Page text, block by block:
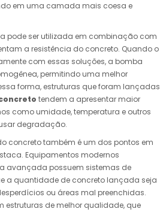
em uma camada mais coesa e
pode ser utilizada em combinação com
a resistência do concreto. Quando o
com essas soluções, a bomba
permitindo uma melhor
forma, estruturas que foram lançadas
tendem a apresentar maior
como umidade, temperatura e outros
degradação.
concreto também é um dos pontos em
Equipamentos modernos
avançada possuem sistemas de
a quantidade de concreto lançada seja
ou áreas mal preenchidas.
estruturas de melhor qualidade, que